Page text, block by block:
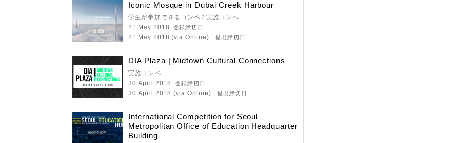
Iconic Mosque in Dubai Creek Harbour
学生が参加できるコンペ / 実施コンペ
21 May 2018: 登録締切日
21 May 2018 (via Online) : 提出締切日
DIA Plaza | Midtown Cultural Connections
実施コンペ
30 April 2018 : 登録締切日
30 April 2018 (via Online) : 提出締切日
International Competition for Seoul
Metropolitan Office of Education Headquarter
Building